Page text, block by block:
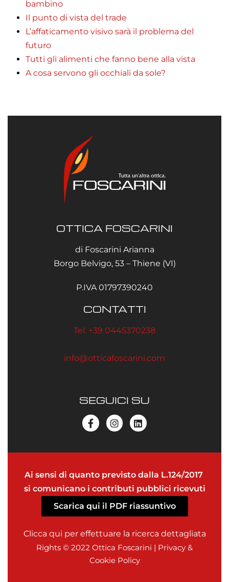
bambino
Il punto di vista del trade
L’affaticamento visivo sarà il problema del
futuro
Tutti gli alimenti che fanno bene alla vista
A cosa servono gli occhiali da sole?
OTTICA FOSCARINI
di Foscarini Arianna
Borgo Belvigo, 53 – Thiene (VI)
P.IVA 01797390240
CONTATTI
Tel. +39 0445370238
info@otticafoscarini.com
SEGUICI SU
Ai sensi di quanto previsto dalla L.124/2017
si comunicano i contributi pubblici ricevuti
Scarica qui il PDF riassuntivo
Clicca qui per effettuare la ricerca dettagliata
Rights © 2022 Ottica Foscarini | Privacy &
Cookie Policy